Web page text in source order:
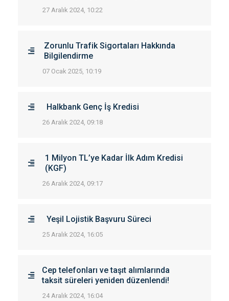
27 Aralık 2024, 10:22
Zorunlu Trafik Sigortaları Hakkında
Bilgilendirme
07 Ocak 2025, 10:19
Halkbank Genç İş Kredisi
26 Aralık 2024, 09:18
1 Milyon TL’ye Kadar İlk Adım Kredisi
(KGF)
26 Aralık 2024, 09:17
Yeşil Lojistik Başvuru Süreci
25 Aralık 2024, 16:05
Cep telefonları ve taşıt alımlarında
taksit süreleri yeniden düzenlendi!
24 Aralık 2024, 16:04